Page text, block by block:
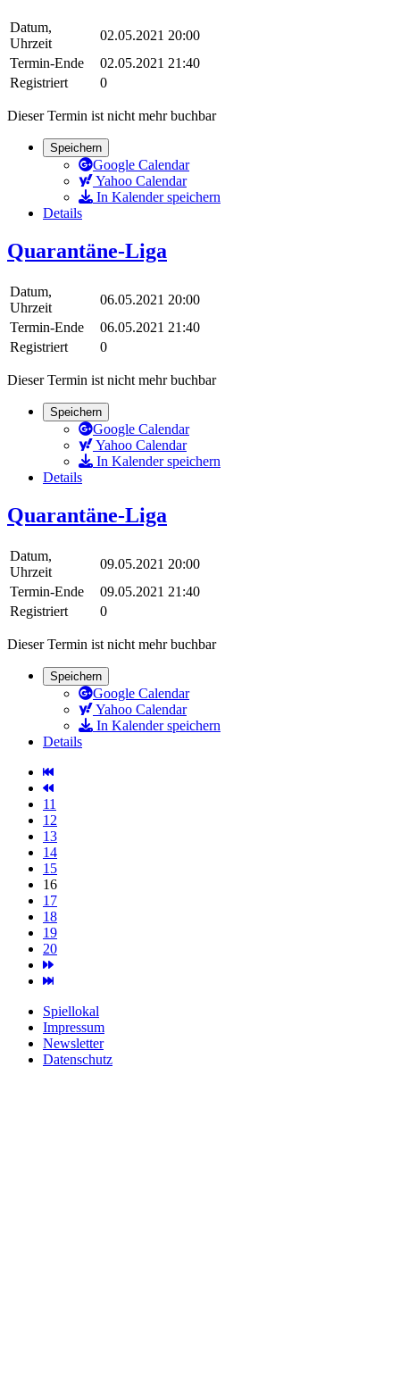
Datum,
Uhrzeit
02.05.2021 20:00
Termin-Ende
02.05.2021 21:40
Registriert
0
Dieser Termin ist nicht mehr buchbar
Speichern
Google Calendar
Yahoo Calendar
In Kalender speichern
Details
Quarantäne-Liga
Datum,
Uhrzeit
06.05.2021 20:00
Termin-Ende
06.05.2021 21:40
Registriert
0
Dieser Termin ist nicht mehr buchbar
Speichern
Google Calendar
Yahoo Calendar
In Kalender speichern
Details
Quarantäne-Liga
Datum,
Uhrzeit
09.05.2021 20:00
Termin-Ende
09.05.2021 21:40
Registriert
0
Dieser Termin ist nicht mehr buchbar
Speichern
Google Calendar
Yahoo Calendar
In Kalender speichern
Details
11
12
13
14
15
16
17
18
19
20
Spiellokal
Impressum
Newsletter
Datenschutz